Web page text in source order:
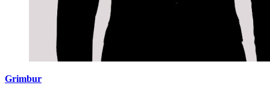
Grimbur